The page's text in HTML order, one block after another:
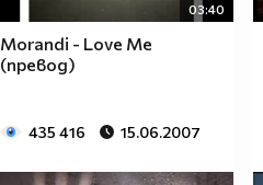
03:40
Morandi - Love Me
(превод)
435 416 15.06.2007